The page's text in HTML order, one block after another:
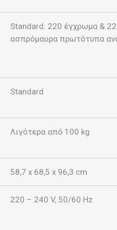
Standard: 220 έγχρωμα &
ασπρόμαυρα πρωτότυπα
Standard
Λιγότερα από 100 kg
58,7 x 68,5 x 96,3 cm
220 – 240 V, 50/60 Hz